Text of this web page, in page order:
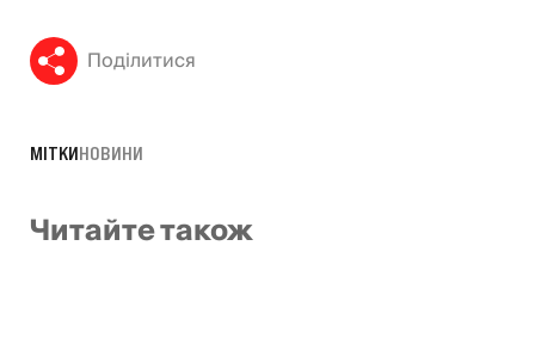
Поділитися
МІТКИНОВИНИ
Читайте також